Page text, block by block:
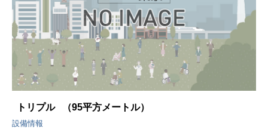
トリプル （95平方メートル）
設備情報